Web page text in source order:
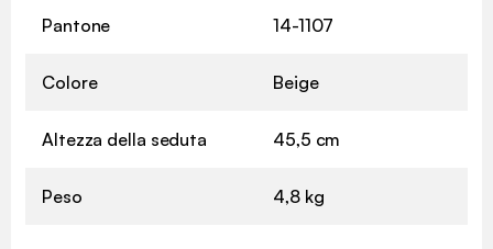
Pantone 14-1107
Colore Beige
Altezza della seduta 45,5 cm
Peso 4,8 kg